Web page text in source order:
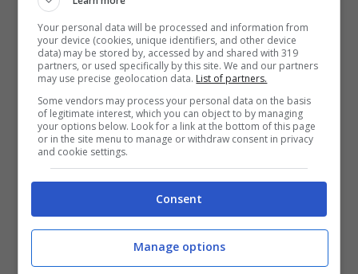
Erling Haaland al Bayern Monaco?“Non lo
prenderemo, abbiamo già il miglior
attaccante al mondo”.
LEGGI ANCHE >>>Calciomercato
Juventus, sogno Haaland: le ultime
Your personal data will be processed and information from
your device (cookies, unique identifiers, and other device
data) may be stored by, accessed by and shared with 319
partners, or used specifically by this site. We and our partners
may use precise geolocation data. List of partners.
Some vendors may process your personal data on the basis
of legitimate interest, which you can object to by managing
your options below. Look for a link at the bottom of this page
or in the site menu to manage or withdraw consent in privacy
and cookie settings.
Consent
Manage options